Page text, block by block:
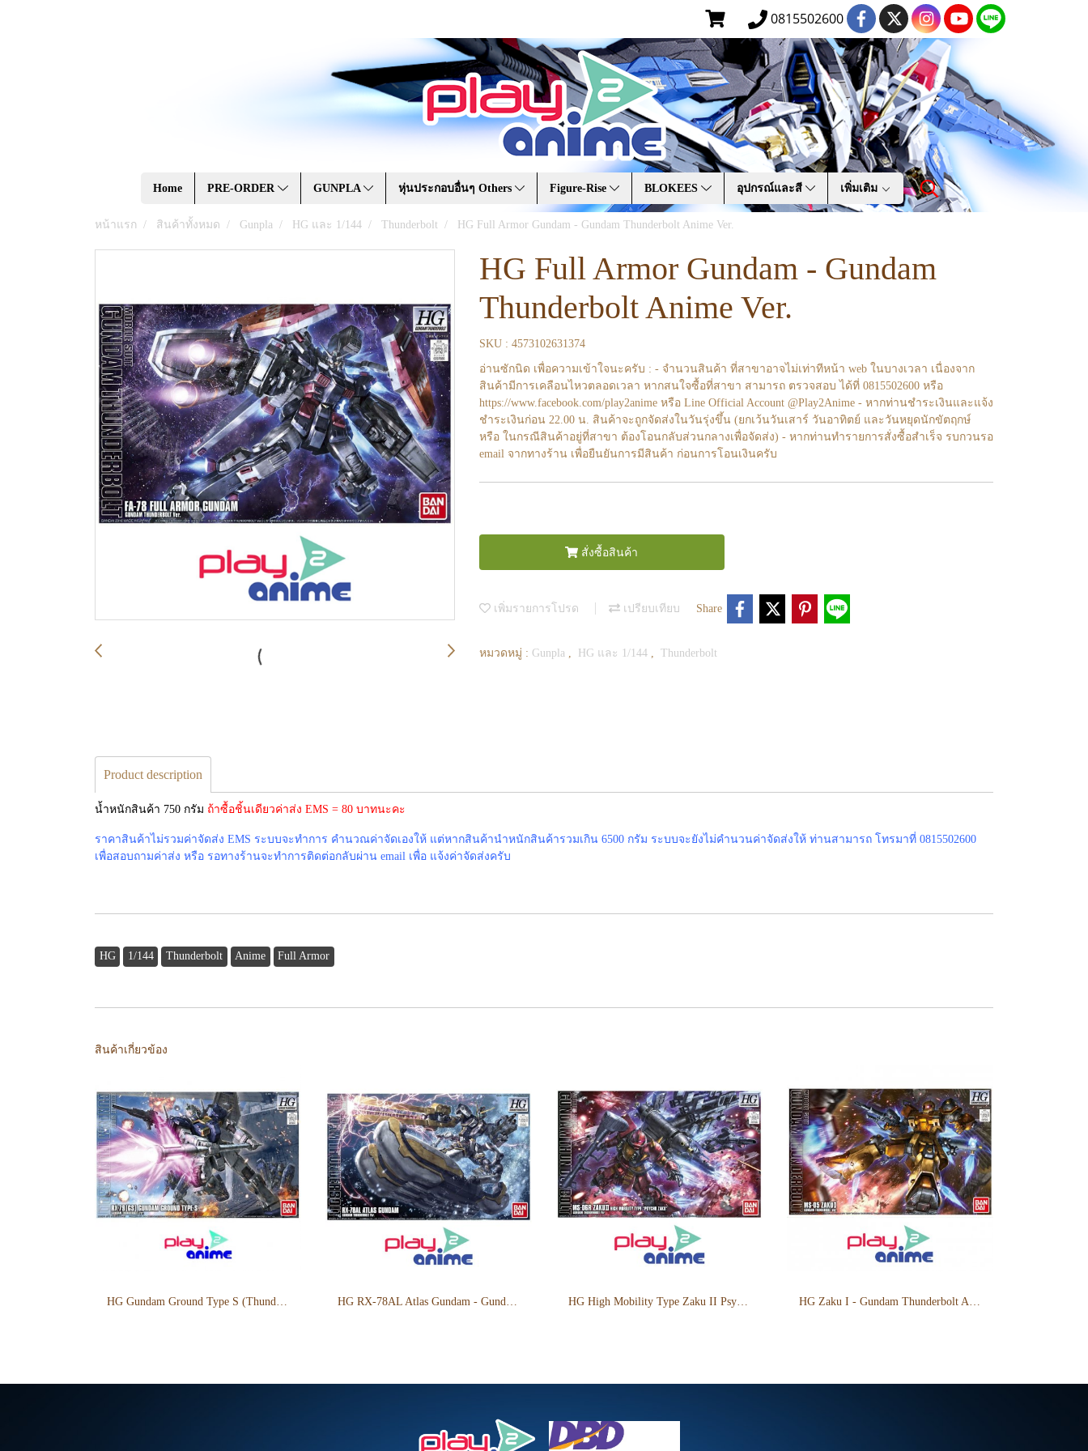
0815502600
Home PRE-ORDER GUNPLA หุ่นประกอบอื่นๆ Others Figure-Rise BLOKEES อุปกรณ์และสี เพิ่มเติม
หน้าแรก สินค้าทั้งหมด Gunpla HG และ 1/144 Thunderbolt HG Full Armor Gundam - Gundam Thunderbolt Anime Ver.
HG Full Armor Gundam - Gundam
Thunderbolt Anime Ver.
SKU : 4573102631374
อ่านซักนิด เพื่อความเข้าใจนะครับ : - จำนวนสินค้า ที่สาขาอาจไม่เท่าทีหน้า web ในบางเวลา เนื่องจาก
สินค้ามีการเคลือนไหวตลอดเวลา หากสนใจซื้อที่สาขา สามารถ ตรวจสอบ ได้ที่ 0815502600 หรือ
https://www.facebook.com/play2anime หรือ Line Official Account @Play2Anime - หากท่านชำระเงินและแจ้ง
ชำระเงินก่อน 22.00 น. สินค้าจะถูกจัดส่งในวันรุ่งขึ้น (ยกเว้นวันเสาร์ วันอาทิตย์ และวันหยุดนักขัตฤกษ์
หรือ ในกรณีสินค้าอยู่ที่สาขา ต้องโอนกลับส่วนกลางเพื่อจัดส่ง) - หากท่านทำรายการสั่งซื้อสำเร็จ รบกวนรอ
email จากทางร้าน เพื่อยืนยันการมีสินค้า ก่อนการโอนเงินครับ
สั่งซื้อสินค้า
เพิ่มรายการโปรด เปรียบเทียบ Share
หมวดหมู่ : Gunpla HG และ 1/144 Thunderbolt
Product description
น้ำหนักสินค้า 750 กรัม ถ้าซื้อชิ้นเดียวค่าส่ง EMS = 80 บาทนะคะ
ราคาสินค้าไม่รวมค่าจัดส่ง EMS ระบบจะทำการ คำนวณค่าจัดเองให้ แต่หากสินค้านำหนักสินค้ารวมเกิน 6500 กรัม ระบบจะยังไม่คำนวนค่าจัดส่งให้ ท่านสามารถ โทรมาที่ 0815502600
เพื่อสอบถามค่าส่ง หรือ รอทางร้านจะทำการติดต่อกลับผ่าน email เพื่อ แจ้งค่าจัดส่งครับ
HG 1/144 Thunderbolt Anime Full Armor
สินค้าเกี่ยวข้อง
HG Gundam Ground Type S (Thunderbolt Ver.) HG RX-78AL Atlas Gundam - Gundam Thunderbolt Anime Ver. HG High Mobility Type Zaku II Psycho Zaku - Gundam Thunderbolt Anime Ver. HG Zaku I - Gundam Thunderbolt Anime Ver.